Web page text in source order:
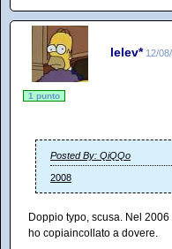
lelev* 12/
1 punto
Posted By: QiQQo
2008
Doppio typo, scusa. Nel
ho copiaincollato a dovere.